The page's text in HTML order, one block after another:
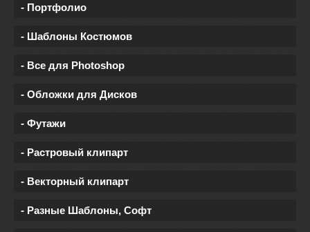
- Портфолио
- Шаблоны Костюмов
- Все для Photoshop
- Обложки для Дисков
- Футажи
- Растровый клипарт
- Векторный клипарт
- Разные Шаблоны, Софт